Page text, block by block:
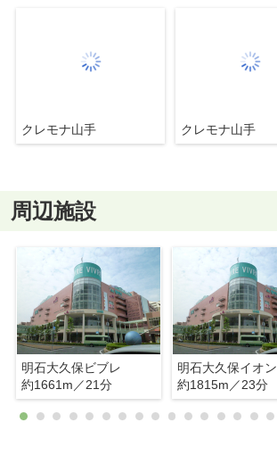
クレモナ山手 クレモナ山手
周辺施設
明石大久保ビブレ
約1661m／21分
明石大久保イオン
約1815m／23分